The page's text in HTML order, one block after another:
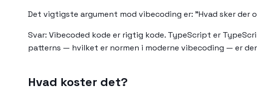
Det vigtigste argument mod vibecoding er: "Hvad sker der
Svar: Vibecoded kode er rigtig kode. TypeScript er
patterns — hvilket er normen i moderne vibecoding — er
Hvad koster det?